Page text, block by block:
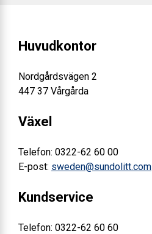
Huvudkontor
Nordgårdsvägen 2
447 37 Vårgårda
Växel
Telefon: 0322-62 60 00
E-post: sweden@sundolitt.com
Kundservice
Telefon: 0322-62 60 60